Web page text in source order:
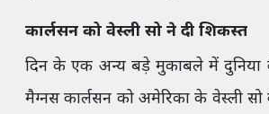
कार्लसन को वेस्ली सो ने दी शिकस्त
दिन के एक अन्य बड़े मुकाबले में दुनिया
मैग्नस कार्लसन को अमेरिका के वेस्ली